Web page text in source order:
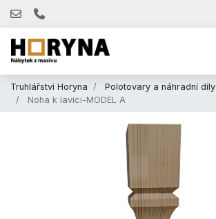
Truhlářství Horyna
Polotovary a náhradní díly
Noha k lavici-MODEL A